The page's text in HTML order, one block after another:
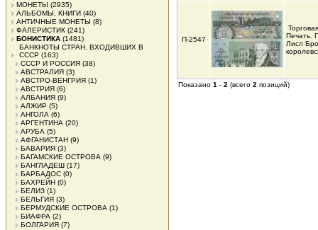
МОНЕТЫ (2935)
АЛЬБОМЫ, КНИГИ (40)
АНТИЧНЫЕ МОНЕТЫ (8)
ФАЛЕРИСТИК (241)
БОНИСТИКА (1481)
БАНКНОТЫ СТРАН, ВХОДИВШИХ В
СССР (163)
СССР И РОССИЯ (38)
АВСТРАЛИЯ (3)
АВСТРО-ВЕНГРИЯ (1)
АВСТРИЯ (6)
АЛБАНИЯ (9)
АЛЖИР (5)
АНГОЛА (6)
АРГЕНТИНА (20)
АРУБА (5)
АФГАНИСТАН (9)
БАВАРИЯ (3)
БАГАМСКИЕ ОСТРОВА (9)
БАНГЛАДЕШ (17)
БАРБАДОС (0)
БАХРЕЙН (0)
БЕЛИЗ (1)
БЕЛЬГИЯ (3)
БЕРМУДСКИЕ ОСТРОВА (1)
БИАФРА (2)
БОЛГАРИЯ (7)
П-2547
Печать.
Лисл
Показано 1 - 2 (всего 2 позиций)